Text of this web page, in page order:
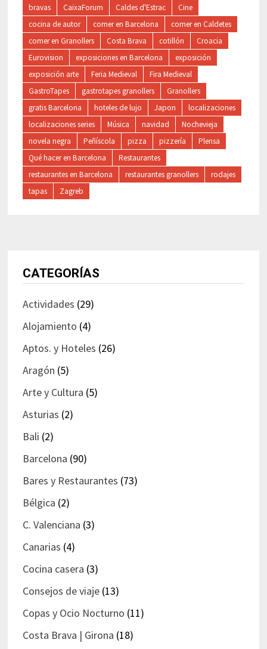
bravas CaixaForum Caldes d'Estrac
Cine
cocina de autor
comer en Barcelona
comer en Caldetes
comer en Granollers
Costa Brava cotillón
Croacia
Eurovision
exposiciones en Barcelona
exposición
exposición arte
Feria Medieval
Fira Medieval
GastroTapes
gastrotapes granollers
Granollers
gratis Barcelona
hoteles de lujo Japon
localizaciones
localizaciones series
Música navidad
Nochevieja
novela negra
Peñíscola pizza pizzería
Plensa
Qué hacer en Barcelona
Restaurantes
restaurantes en Barcelona
restaurantes granollers
rodajes
tapas
Zagreb
CATEGORÍAS
Actividades (29)
Alojamiento (4)
Aptos. y Hoteles (26)
Aragón (5)
Arte y Cultura (5)
Asturias (2)
Bali (2)
Barcelona (90)
Bares y Restaurantes (73)
Bélgica (2)
C. Valenciana (3)
Canarias (4)
Cocina casera (3)
Consejos de viaje(13)
Copas y Ocio Nocturno (11)
Costa Brava | Girona (18)